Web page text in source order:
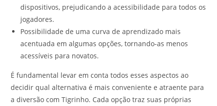
dispositivos, prejudicando a acessibilidade para todos os
jogadores.
Possibilidade de uma curva de aprendizado mais
acentuada em algumas opções, tornando-as menos
acessíveis para novatos.
É fundamental levar em conta todos esses aspectos ao
decidir qual alternativa é mais conveniente e atraente para
a diversão com Tigrinho. Cada opção traz suas próprias